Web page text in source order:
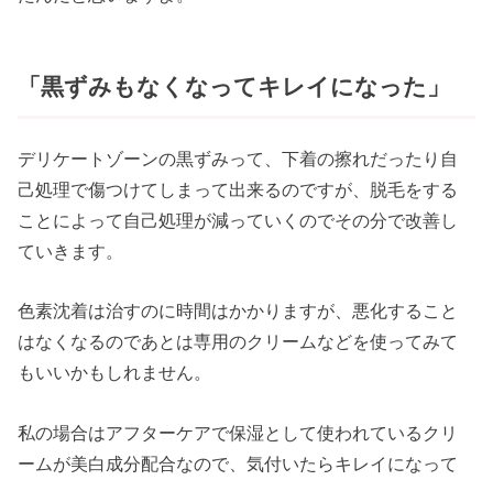
「黒ずみもなくなってキレイになった」
デリケートゾーンの黒ずみって、下着の擦れだったり自
己処理で傷つけてしまって出来るのですが、脱毛をする
ことによって自己処理が減っていくのでその分で改善し
ていきます。
色素沈着は治すのに時間はかかりますが、悪化すること
はなくなるのであとは専用のクリームなどを使ってみて
もいいかもしれません。
私の場合はアフターケアで保湿として使われているクリ
ームが美白成分配合なので、気付いたらキレイになって